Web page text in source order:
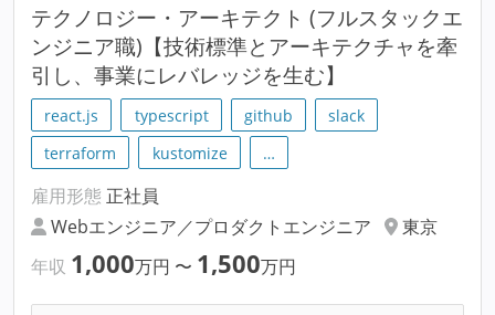
テクノロジー・アーキテクト (フルスタックエ
ンジニア職)【技術標準とアーキテクチャを牽
引し、事業にレバレッジを生む】
react.js typescript github
slack
terraform
kustomize …
雇用形態 正社員
Webエンジニア／プロダクトエンジニア
東京
年収 1,000万円 〜 1,500万円